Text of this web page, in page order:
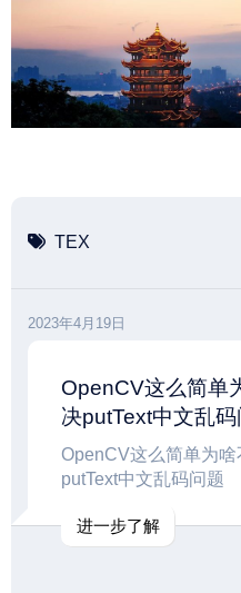
至
容
TEX
2023年4月19日
OpenCV这么简
决putText中文乱码
OpenCV这么简单为
putText中文乱码问题
进一步了解